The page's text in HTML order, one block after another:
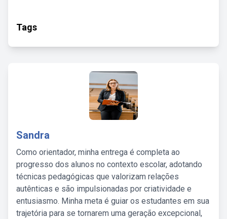
Tags
Sandra
Como orientador, minha entrega é completa ao
progresso dos alunos no contexto escolar, adotando
técnicas pedagógicas que valorizam relações
autênticas e são impulsionadas por criatividade e
entusiasmo. Minha meta é guiar os estudantes em sua
trajetória para se tornarem uma geração excepcional,